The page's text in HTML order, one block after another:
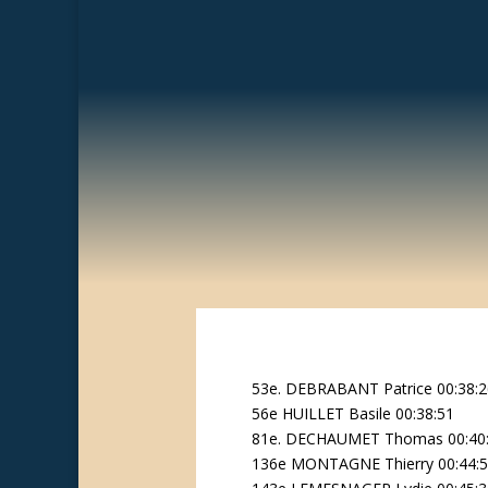
53e. DEBRABANT Patrice
56e HUILLET Basile 00:38:51
81e. DECHAUMET Thomas
136e MONTAGNE Thierry